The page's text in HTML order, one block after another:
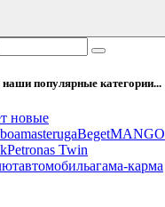
наши популярные категории...
новые
BegetMANGO
Petronas Twin
автомобильагама-карма